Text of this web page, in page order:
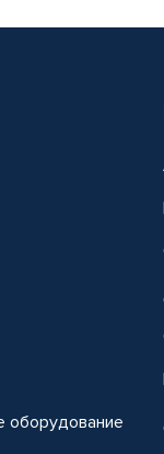
оборудование